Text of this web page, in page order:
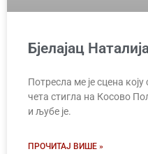
Бјелајац
Потресла ме је сцена
чета стигла на Косово
и љубе је.
ПРОЧИТАЈ ВИШЕ »